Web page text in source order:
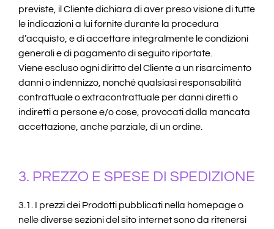
previste, il Cliente dichiara di aver preso visione di tutte
le indicazioni a lui fornite durante la procedura
d’acquisto, e di accettare integralmente le condizioni
generali e di pagamento di seguito riportate.
Viene escluso ogni diritto del Cliente a un risarcimento
danni o indennizzo, nonché qualsiasi responsabilità
contrattuale o extracontrattuale per danni diretti o
indiretti a persone e/o cose, provocati dalla mancata
accettazione, anche parziale, di un ordine.
3. PREZZO E SPESE DI SPEDIZIONE
3.1. I prezzi dei Prodotti pubblicati nella homepage o
nelle diverse sezioni del sito internet sono da ritenersi